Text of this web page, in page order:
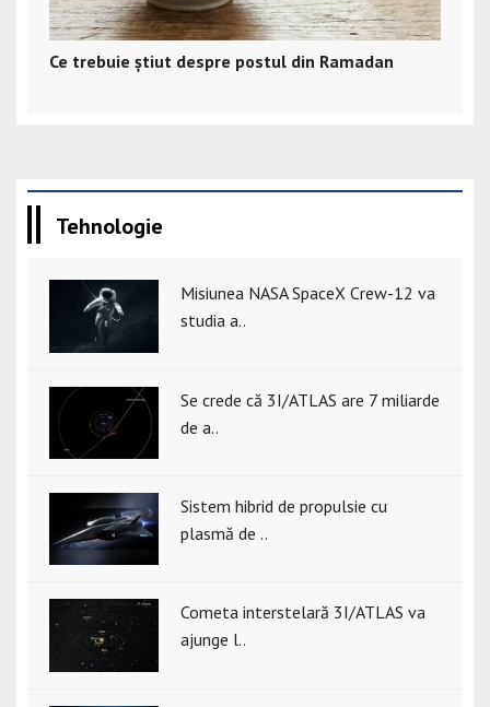
Ce trebuie știut despre postul din Ramadan
Tehnologie
Misiunea NASA SpaceX Crew-12 va
studia a..
Se crede că 3I/ATLAS are 7 miliarde
de a..
Sistem hibrid de propulsie cu
plasmă de ..
Cometa interstelară 3I/ATLAS va
ajunge l..